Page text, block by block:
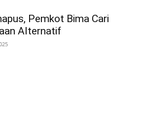
Pemkot Bima Cari
Alternatif